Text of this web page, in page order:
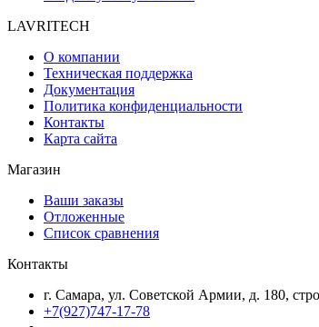
LAVRITECH
О компании
Техническая поддержка
Документация
Политика конфиденциальности
Контакты
Карта сайта
Магазин
Ваши заказы
Отложенные
Список сравнения
Контакты
г. Самара, ул. Советской Армии, д. 180,
+7(927)747-17-78